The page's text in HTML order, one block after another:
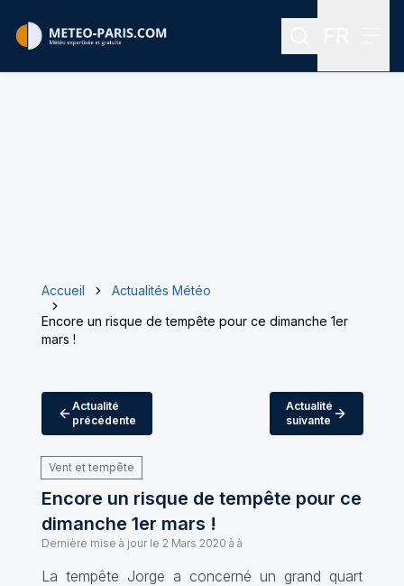
Rechercher
Accueil
Actualités Météo
Encore un risque de tempête pour ce dimanche 1er
mars !
Actualité
précédente
Actualité
suivante
Vent et tempête
Encore un risque de tempête pour ce
dimanche 1er mars !
Dernière mise à jour le 2 Mars 2020 à à
La tempête Jorge a concerné un grand quart